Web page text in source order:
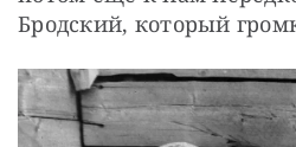
Бродский, который